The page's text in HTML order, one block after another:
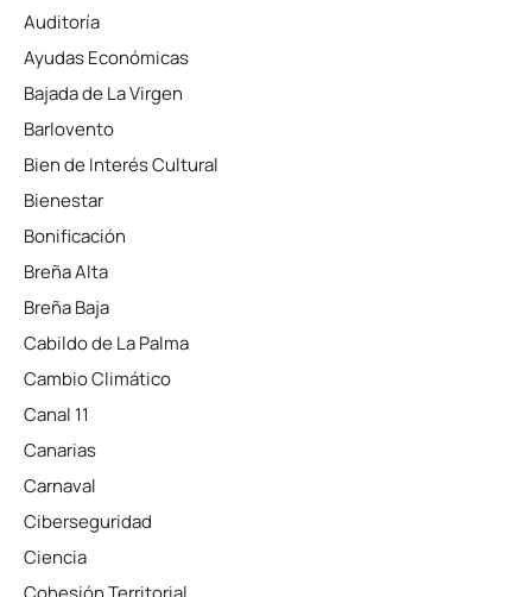
Auditoría
Ayudas Económicas
Bajada de La Virgen
Barlovento
Bien de Interés Cultural
Bienestar
Bonificación
Breña Alta
Breña Baja
Cabildo de La Palma
Cambio Climático
Canal 11
Canarias
Carnaval
Ciberseguridad
Ciencia